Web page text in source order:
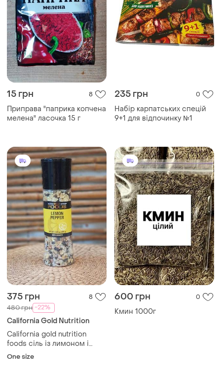
15 грн 8
Приправа "паприка копчена
мелена" ласочка 15 г
235 грн 0
Набір карпатських спецій
9+1 для відпочинку №1
375 грн 8
480 грн -22%
California Gold Nutrition
California gold nutrition
foods сіль із лимоном і
перцем у млинку 205 г
One size
600 грн 0
Кмин 1000г